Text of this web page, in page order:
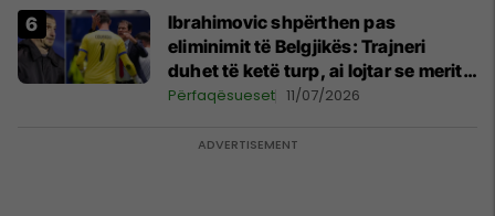
Ibrahimovic shpërthen pas
eliminimit të Belgjikës: Trajneri
duhet të ketë turp, ai lojtar se meritoi
të luante
Përfaqësueset 11/07/2026